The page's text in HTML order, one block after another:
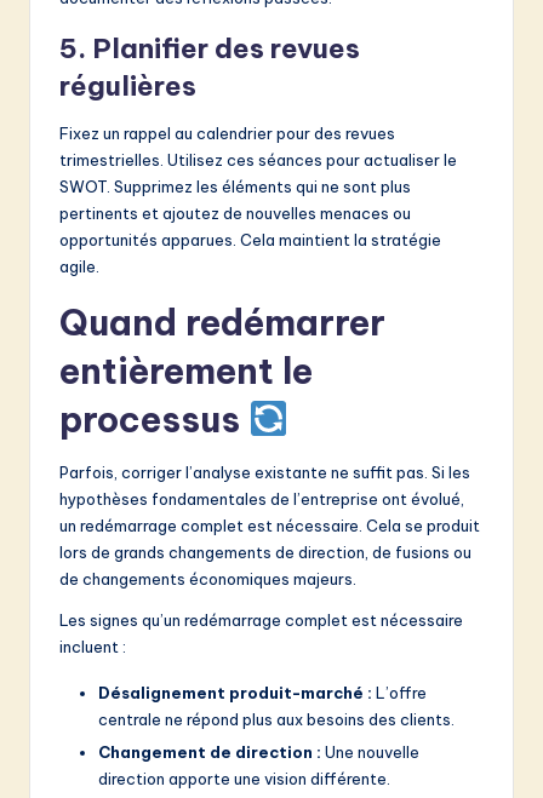
5. Planifier des revues
régulières
Fixez un rappel au calendrier pour des revues
trimestrielles. Utilisez ces séances pour actualiser le
SWOT. Supprimez les éléments qui ne sont plus
pertinents et ajoutez de nouvelles menaces ou
opportunités apparues. Cela maintient la stratégie
agile.
Quand redémarrer
entièrement le
processus
Parfois, corriger l’analyse existante ne suffit pas. Si les
hypothèses fondamentales de l’entreprise ont évolué,
un redémarrage complet est nécessaire. Cela se produit
lors de grands changements de direction, de fusions ou
de changements économiques majeurs.
Les signes qu’un redémarrage complet est nécessaire
incluent :
Désalignement produit-marché : L’offre
centrale ne répond plus aux besoins des clients.
Changement de direction : Une nouvelle
direction apporte une vision différente.